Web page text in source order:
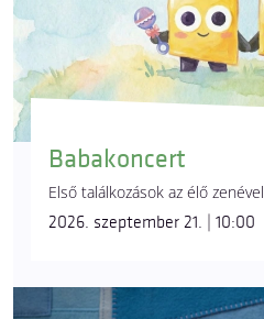
Babakoncert
Első találkozások az élő zenével
2026. szeptember 21. | 10:00